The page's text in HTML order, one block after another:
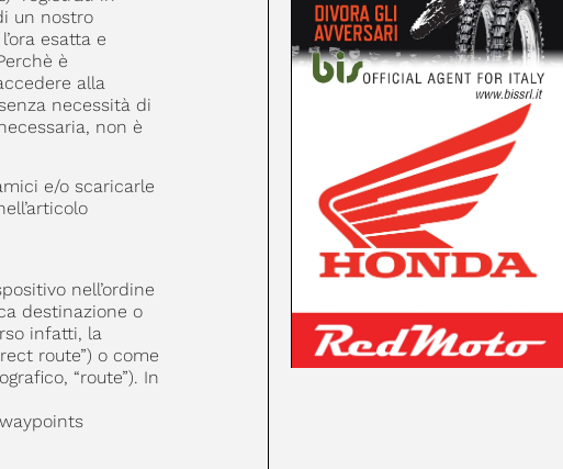
un nostro
l’ora esatta e
è
alla
necessità di
non è
e/o scaricarle
nell’ordine
destinazione o
infatti, la
route”) o come
“route”). In